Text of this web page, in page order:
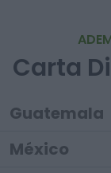
Carta
Guatemala
México